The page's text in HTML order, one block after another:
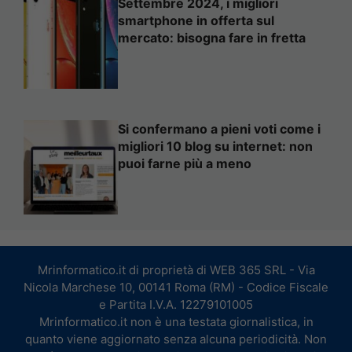
smartphone in offerta sul
mercato: bisogna fare in fretta
Si confermano a pieni voti come i
migliori 10 blog su internet: non
puoi farne più a meno
Mrinformatico.it di proprietà di WEB 365 SRL - Via
Nicola Marchese 10, 00141 Roma (RM) - Codice Fiscale
e Partita I.V.A. 12279101005
Mrinformatico.it non è una testata giornalistica, in
quanto viene aggiornato senza alcuna periodicità. Non